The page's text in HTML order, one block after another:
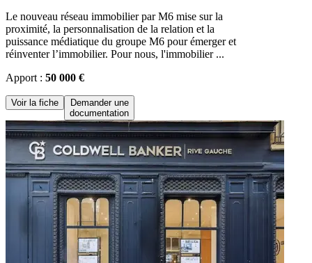
Le nouveau réseau immobilier par M6 mise sur la
proximité, la personnalisation de la relation et la
puissance médiatique du groupe M6 pour émerger et
réinventer l’immobilier. Pour nous, l'immobilier ...
Apport : 50 000 €
Voir la fiche
Demander une
documentation